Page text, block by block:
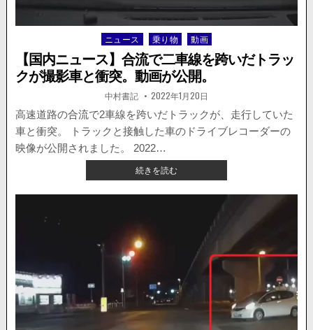
蹴
り
続
け
る
男
が
撮
影
さ
る。
Posted
in
ニュース 乗り物 動画
【国内ニュース】合流で二車線を跨いだトラッ
クが撮影車と衝突。動画が公開。
著
者:
中村書記 掲
日：
2022年1月20日
高速道路の合流で2車線を跨いだトラックが、走行していた
車と衝突。 トラックと接触した車のドライブレコーダーの
映像が公開されました。 2022…
続きを読む【国
内
ニ
で
二
車